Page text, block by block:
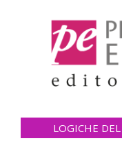
LOGICHE